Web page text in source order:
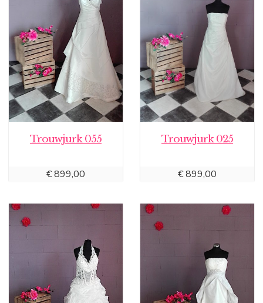
Trouwjurk 055
€899,00
Trouwjurk 025
€899,00